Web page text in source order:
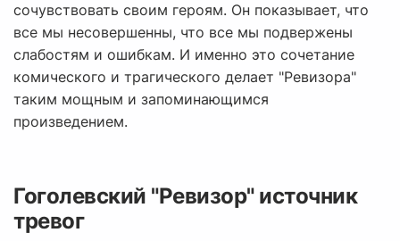
сочувствовать своим героям. Он показывает, что
все мы несовершенны, что все мы подвержены
слабостям и ошибкам. И именно это сочетание
комического и трагического делает "Ревизора"
таким мощным и запоминающимся
произведением.
Гоголевский "Ревизор" источник
тревог